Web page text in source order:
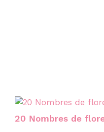
20 Nombres de